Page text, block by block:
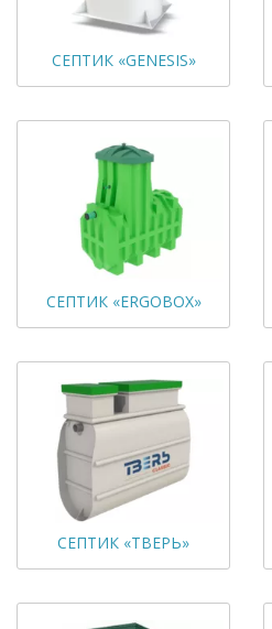
СЕПТИК «GENESIS»
СЕПТИК «ERGOBOX»
СЕПТИК «ТВЕРЬ»